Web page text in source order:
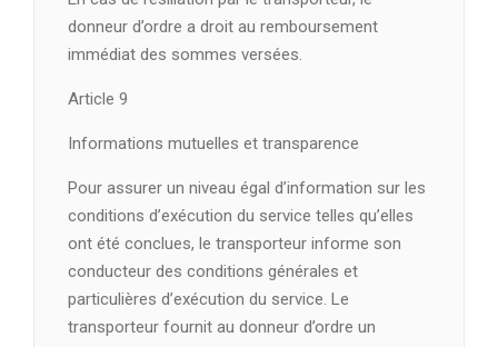
donneur d’ordre a droit au remboursement
immédiat des sommes versées.
Article 9
Informations mutuelles et transparence
Pour assurer un niveau égal d’information sur les
conditions d’exécution du service telles qu’elles
ont été conclues, le transporteur informe son
conducteur des conditions générales et
particulières d’exécution du service. Le
transporteur fournit au donneur d’ordre un